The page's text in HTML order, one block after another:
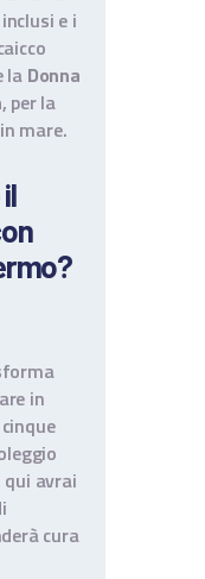
e i
la Donna
, per la
mare.
in
qui avrai
cura